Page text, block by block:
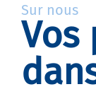
Sur nous
Vos